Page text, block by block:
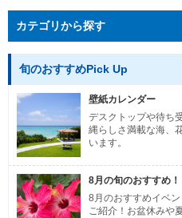
カテゴリから探す
旬のおすすめPick Up
壁紙カレンダー
デスクトップや待ち
縄らしさ満載な海、
います。
8月の旬のおすすめ！
8月のおすすめイベ
ご紹介！お盆休みや